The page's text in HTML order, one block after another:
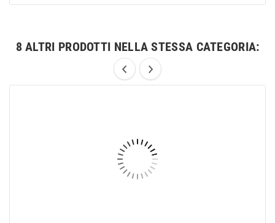
8 ALTRI PRODOTTI NELLA STESSA CATEGORIA: